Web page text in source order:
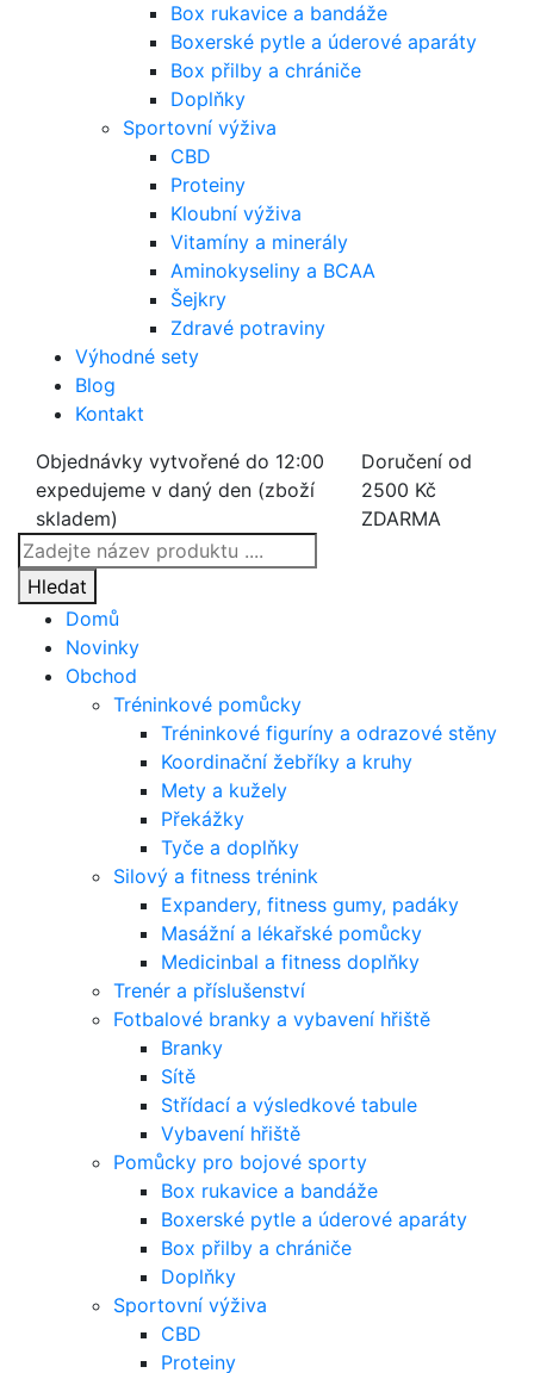
Box rukavice a bandáže
Boxerské pytle a úderové aparáty
Box přilby a chrániče
Doplňky
Sportovní výživa
CBD
Proteiny
Kloubní výživa
Vitamíny a minerály
Aminokyseliny a BCAA
Šejkry
Zdravé potraviny
Výhodné sety
Blog
Kontakt
Objednávky vytvořené do 12:00
expedujeme v daný den (zboží
skladem)
Doručení od
2500 Kč
ZDARMA
Products
search
Hledat
Domů
Novinky
Obchod
Tréninkové pomůcky
Tréninkové figuríny a odrazové stěny
Koordinační žebříky a kruhy
Mety a kužely
Překážky
Tyče a doplňky
Silový a fitness trénink
Expandery, fitness gumy, padáky
Masážní a lékařské pomůcky
Medicinbal a fitness doplňky
Trenér a příslušenství
Fotbalové branky a vybavení hřiště
Branky
Sítě
Střídací a výsledkové tabule
Vybavení hřiště
Pomůcky pro bojové sporty
Box rukavice a bandáže
Boxerské pytle a úderové aparáty
Box přilby a chrániče
Doplňky
Sportovní výživa
CBD
Proteiny